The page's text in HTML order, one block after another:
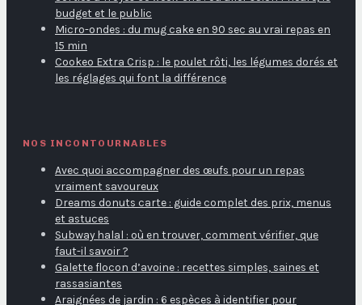
budget et le public
Micro-ondes : du mug cake en 90 sec au vrai repas en
15 min
Cookeo Extra Crisp : le poulet rôti, les légumes dorés et
les réglages qui font la différence
NOS INCONTOURNABLES
Avec quoi accompagner des œufs pour un repas
vraiment savoureux
Dreams donuts carte : guide complet des prix, menus
et astuces
Subway halal : où en trouver, comment vérifier, que
faut-il savoir ?
Galette flocon d’avoine : recettes simples, saines et
rassasiantes
Araignées de jardin : 6 espèces à identifier pour